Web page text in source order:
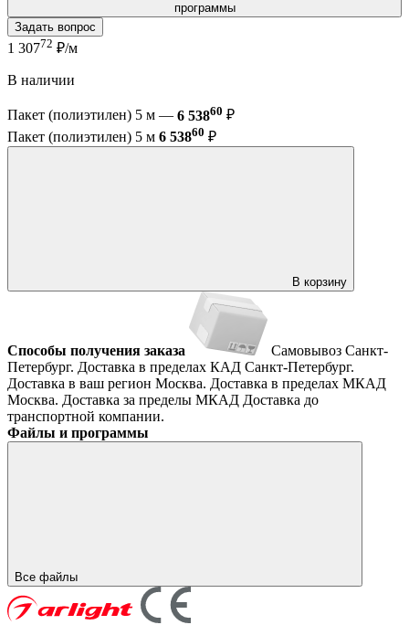
программы
Задать вопрос
1 30772 ₽/м
В наличии
Пакет (полиэтилен) 5 м — 6 53860 ₽
Пакет (полиэтилен) 5 м 6 53860 ₽
В корзину
Способы получения заказа Самовывоз Санкт-
Петербург. Доставка в пределах КАД Санкт-Петербург.
Доставка в ваш регион Москва. Доставка в пределах МКАД
Москва. Доставка за пределы МКАД Доставка до
транспортной компании.
Файлы и программы
Все файлы